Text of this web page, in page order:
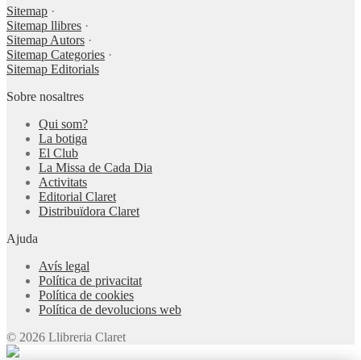
Sitemap ·
Sitemap llibres ·
Sitemap Autors ·
Sitemap Categories ·
Sitemap Editorials
Sobre nosaltres
Qui som?
La botiga
El Club
La Missa de Cada Dia
Activitats
Editorial Claret
Distribuïdora Claret
Ajuda
Avís legal
Política de privacitat
Política de cookies
Política de devolucions web
© 2026 Llibreria Claret